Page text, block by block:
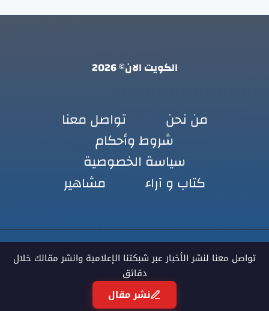
الكويت الان© 2026
من نحن
تواصل معنا
شروط وأحكام
سياسة الخصوصية
كتاب و آراء
مشاهير
تواصل معنا لنشر الأخبار عبر شبكتنا الإعلامية وانشر مقالك خلال
دقائق
نشر مقال